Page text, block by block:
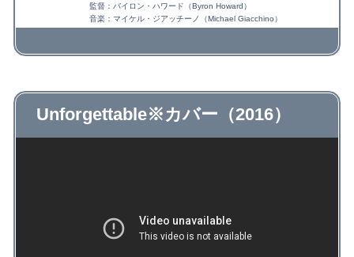
監督：バイロン・ハワード（Byron Howard）
音楽：マイケル・ジアッチーノ（Michael Giacchino）
Unforgettable※カバー（2016）